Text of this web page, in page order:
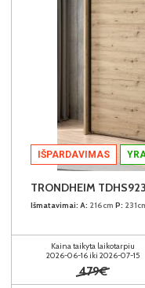
IŠPARDAVIMAS
TRONDHEIM
Išmatavimai: A: 216cm P:
Kaina taikyta laikotarpiu
2026-06-16 iki 2026-07-15
479€